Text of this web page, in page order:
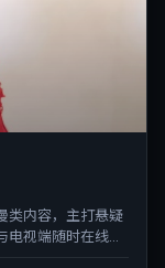
类内容，主打悬疑
视端随时在线观